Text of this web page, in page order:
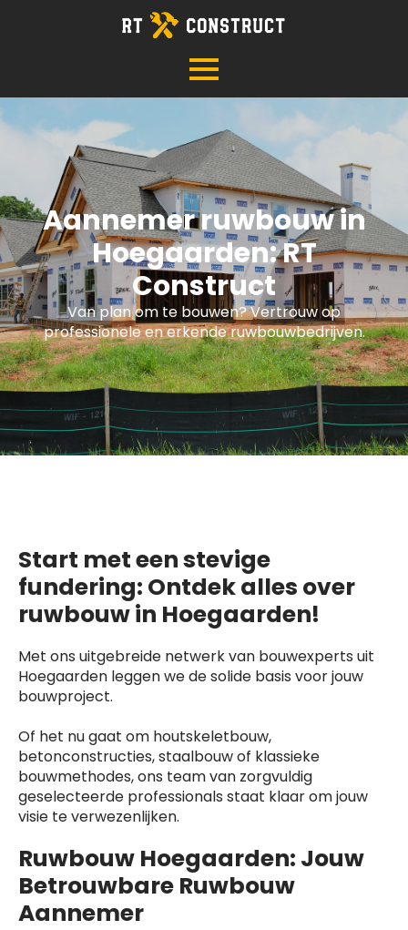
Aannemer ruwbouw in
Hoegaarden: RT
Construct
Van plan om te bouwen? Vertrouw op
professionele en erkende ruwbouwbedrijven.
Start met een stevige
fundering: Ontdek alles over
ruwbouw in Hoegaarden!
Met ons uitgebreide netwerk van bouwexperts uit
Hoegaarden leggen we de solide basis voor jouw
bouwproject.
Of het nu gaat om houtskeletbouw,
betonconstructies, staalbouw of klassieke
bouwmethodes, ons team van zorgvuldig
geselecteerde professionals staat klaar om jouw
visie te verwezenlijken.
Ruwbouw Hoegaarden: Jouw
Betrouwbare Ruwbouw
Aannemer